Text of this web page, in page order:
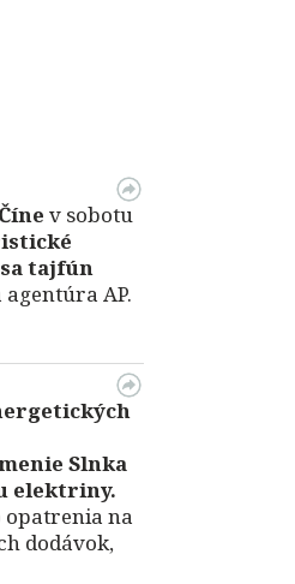
v sobotu
tajfún
AP.
Slnka
elektriny.
opatrenia na
dodávok,